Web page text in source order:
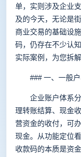
单，实则涉及企业
及的今天，无论是
商业交易的基础设
码，仍存在不少认
实际案例，为您拆
### 一、一般户
企业账户体系分
理转账结算、现金
营资金的收付，可
现金。从功能定位
收款码的本质是资